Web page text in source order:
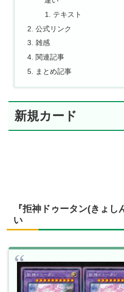
テキスト
公式リンク
雑感
関連記事
まとめ記事
新規カード
『拒神ドゥータン(きょ
い